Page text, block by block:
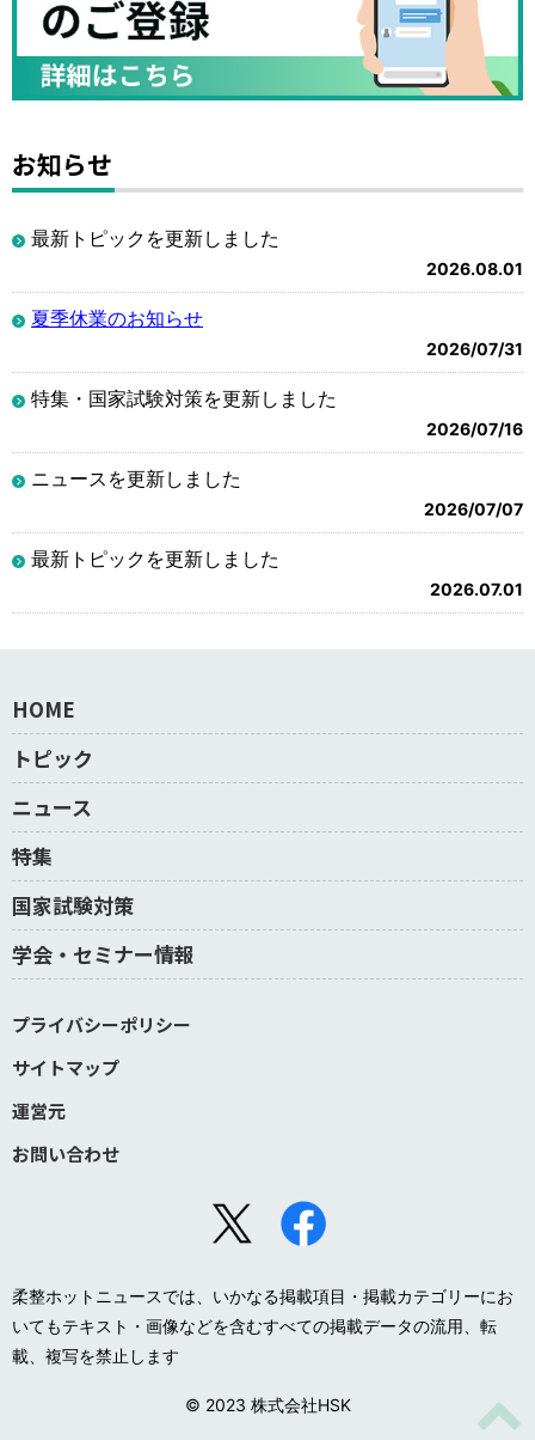
お知らせ
最新トピックを更新しました
2026.08.01
夏季休業のお知らせ
2026/07/31
特集・国家試験対策を更新しました
2026/07/16
ニュースを更新しました
2026/07/07
最新トピックを更新しました
2026.07.01
HOME
トピック
ニュース
特集
国家試験対策
学会・セミナー情報
プライバシーポリシー
サイトマップ
運営元
お問い合わせ
柔整ホットニュースでは、いかなる掲載項目・掲載カテゴリーにお
いてもテキスト・画像などを含むすべての掲載データの流用、転
載、複写を禁止します
© 2023 株式会社HSK